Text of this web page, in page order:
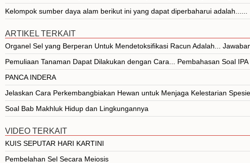
Kelompok sumber daya alam berikut ini yang dapat diperbaharui adalah......
ARTIKEL TERKAIT
Organel Sel yang Berperan Untuk Mendetoksifikasi Racun Adalah...
Pemuliaan Tanaman Dapat Dilakukan dengan Cara... Pembahasan Soal IPA
PANCA INDERA
Jelaskan Cara Perkembangbiakan Hewan untuk Menjaga Kelestarian
Soal Bab Makhluk Hidup dan Lingkungannya
VIDEO TERKAIT
KUIS SEPUTAR HARI KARTINI
Pembelahan Sel Secara Meiosis